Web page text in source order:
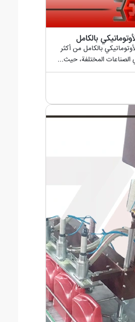
بالكامل
بالكامل من أكثر
الصناعات المختلفة، حيث...